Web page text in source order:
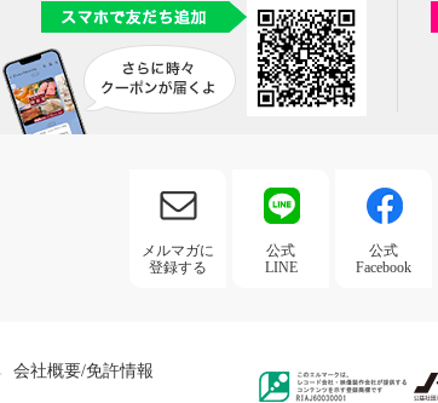
メルマガに
登録する
公式
LINE
公式
Facebook
会社概要/免許情報